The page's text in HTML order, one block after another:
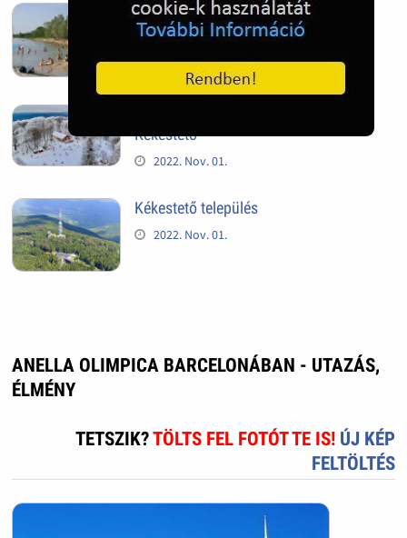
Sándorfalva, Nádastó
2022. Nov. 01.
Kékestető
2022. Nov. 01.
Kékestető település
2022. Nov. 01.
ANELLA OLIMPICA BARCELONÁBAN - UTAZÁS,
ÉLMÉNY
TETSZIK?TÖLTS FEL FOTÓT TE IS! ÚJ KÉP
FELTÖLTÉS